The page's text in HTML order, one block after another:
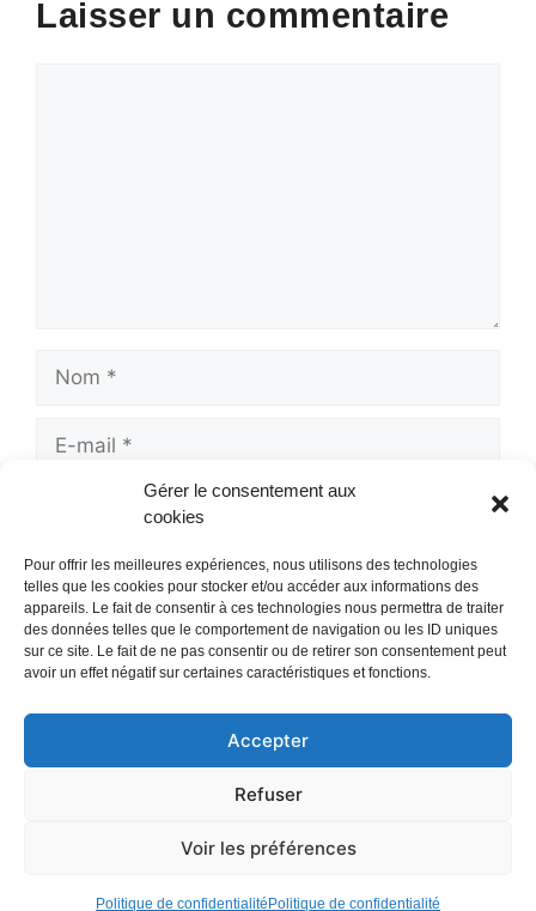
Gérer le consentement aux
cookies
Pour offrir les meilleures expériences, nous utilisons des technologies
telles que les cookies pour stocker et/ou accéder aux informations des
appareils. Le fait de consentir à ces technologies nous permettra de traiter
des données telles que le comportement de navigation ou les ID uniques
sur ce site. Le fait de ne pas consentir ou de retirer son consentement peut
avoir un effet négatif sur certaines caractéristiques et fonctions.
Accepter
Refuser
Voir les préférences
Politique de confidentialité Politique de confidentialité
Laisser un commentaire
Nom
© 2008 - 2026 Auto-pedia.fr - A propos